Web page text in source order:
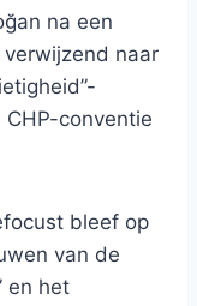
na een
naar
conventie
bleef op
van de
en het